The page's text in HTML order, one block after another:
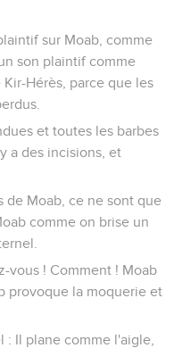
sur Moab, comme
son plaintif comme
Hérès, parce que les
et toutes les barbes
a des incisions, et
de Moab, ce ne sont que
comme on brise un
vous ! Comment ! Moab
provoque la moquerie et
Il plane comme l'aigle,